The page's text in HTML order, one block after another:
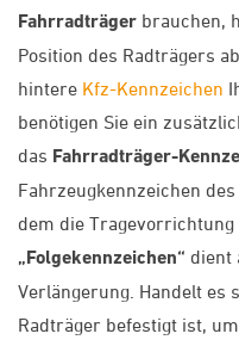
Fahrradträger brauchen,
Position des Radträgers
hintere Kfz-Kennzeichen
benötigen Sie ein
das Fahrradträger-
Fahrzeugkennzeichen
dem die
„Folgekennzeichen“ dient
Verlängerung. Handelt es
Radträger befestigt ist,